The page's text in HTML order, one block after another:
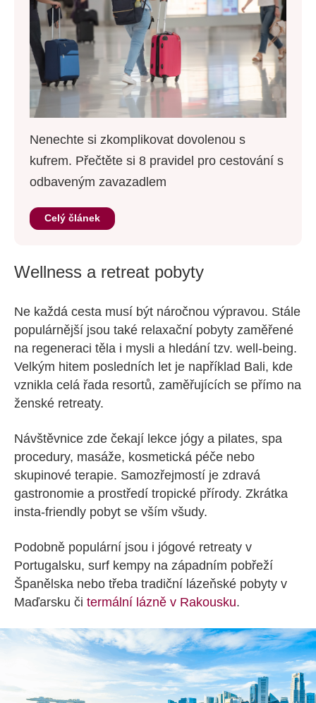
Nenechte si zkomplikovat dovolenou s
kufrem. Přečtěte si 8 pravidel pro cestování s
odbaveným zavazadlem
Celý článek
Wellness a retreat pobyty
Ne každá cesta musí být náročnou výpravou. Stále
populárnější jsou také relaxační pobyty zaměřené
na regeneraci těla i mysli a hledání tzv. well-being.
Velkým hitem posledních let je například Bali, kde
vznikla celá řada resortů, zaměřujících se přímo na
ženské retreaty.
Návštěvnice zde čekají lekce jógy a pilates, spa
procedury, masáže, kosmetická péče nebo
skupinové terapie. Samozřejmostí je zdravá
gastronomie a prostředí tropické přírody. Zkrátka
insta-friendly pobyt se vším všudy.
Podobně populární jsou i jógové retreaty v
Portugalsku, surf kempy na západním pobřeží
Španělska nebo třeba tradiční lázeňské pobyty v
Maďarsku či termální lázně v Rakousku.